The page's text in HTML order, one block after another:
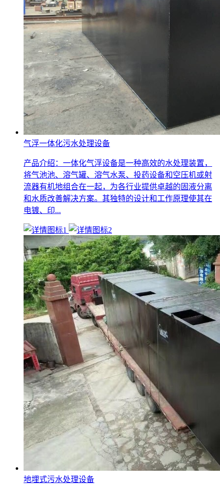
气浮一体化污水处理设备
产品介绍：一体化气浮设备是一种高效的水处理装置，
将气池池、溶气罐、溶气水泵、投药设备和空压机或射
流器有机地组合在一起，为各行业提供卓越的固液分离
和水质改善解决方案。其独特的设计和工作原理使其在
电镀、印...
地埋式污水处理设备